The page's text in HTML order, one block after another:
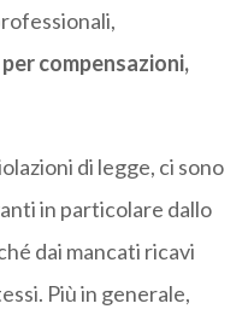
compensazioni,
di legge, ci sono
in particolare dallo
dai mancati ricavi
Più in generale,